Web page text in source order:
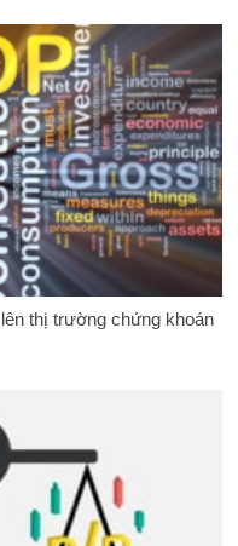
thị trường chứng khoán